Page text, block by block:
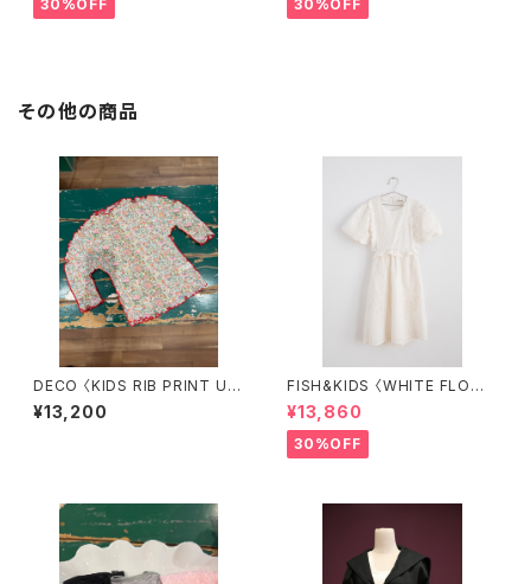
30%OFF 30%OFF
その他の商品
DECO 〈KIDS RIB PRINT UN
EUNE TOPS〉
¥13,200
FISH&KIDS 〈WHITE FLOWE
RS DRESS〉
¥13,860
30%OFF